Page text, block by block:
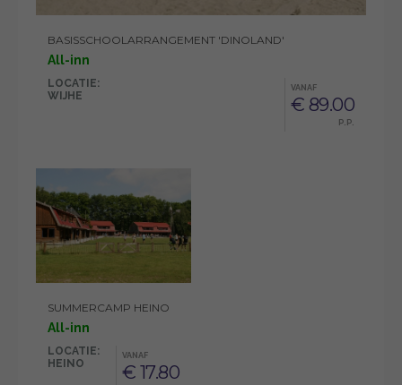
BASISSCHOOLARRANGEMENT 'DINOLAND'
All-inn
LOCATIE:
WIJHE
VANAF
€ 89.00
P.P.
SUMMERCAMP HEINO
All-inn
LOCATIE:
HEINO
VANAF
€ 17.80